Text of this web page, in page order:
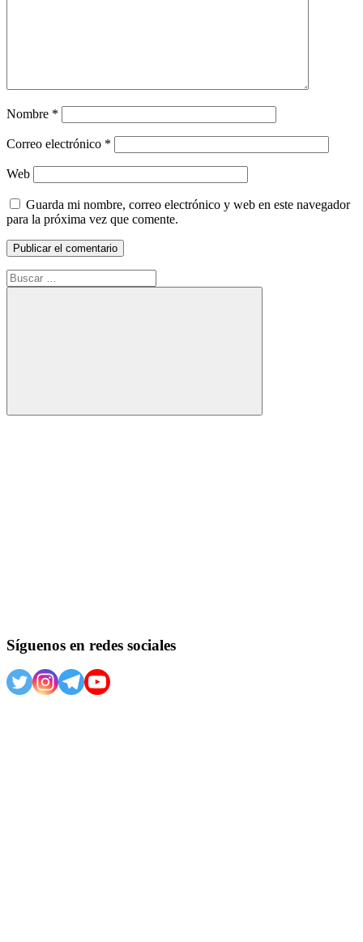
Nombre *
Correo electrónico *
Web
Guarda mi nombre, correo electrónico y web en este navegador
para la próxima vez que comente.
Buscar:
Buscar
Síguenos en redes sociales